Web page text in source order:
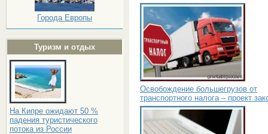
Города Европы
Туризм и отдых
На Кипре ожидают 50 %
падения туристического
потока из России
Освобождение большегрузов от
транспортного налога – проект